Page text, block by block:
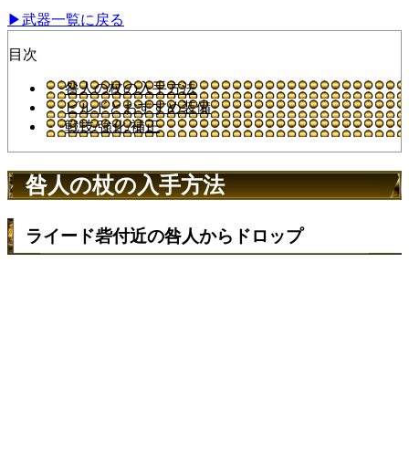
▶武器一覧に戻る
目次
咎人の杖の入手方法
ビルドとおすすめ装備
戦技/強化/補正
咎人の杖の入手方法
ライード砦付近の咎人からドロップ